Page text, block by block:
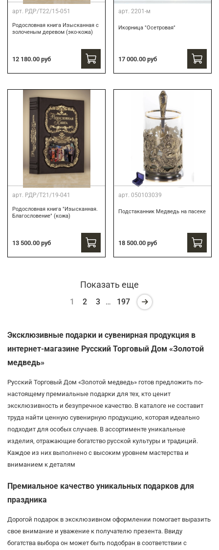
арт. РДР/Т22/15-051
Родословная книга Изысканная с
золоченым деревом (эко-кожа)
12 180.00 руб
арт. 2201-м
Икорница "Осетровая"
17 000.00 руб
арт. РДР/Т21/19-041
Родословная книга "Изысканная.
Благословение" (кожа)
13 500.00 руб
арт. 050103039
Подстаканник Медведь на пасеке
18 500.00 руб
Показать еще
1 2 3 … 197
Эксклюзивные подарки и сувенирная продукция в
интернет-магазине Русский Торговый Дом «Золотой
медведь»
Русский Торговый Дом «Золотой медведь» готов предложить по-
настоящему премиальные подарки для тех, кто ценит
эксклюзивность и безупречное качество. В каталоге не составит
труда найти ценную сувенирную продукцию, которая идеально
подходит для особых случаев. В ассортименте уникальные
изделия, отражающие богатство русской культуры и традиций.
Каждое из них выполнено с высоким уровнем мастерства и
вниманием к деталям
Премиальное качество уникальных подарков для
праздника
Дорогой подарок в эксклюзивном оформлении помогает выразить
свое внимание и уважение к получателю презента. Ввиду
богатства выбора он может быть подобран в соответствии с